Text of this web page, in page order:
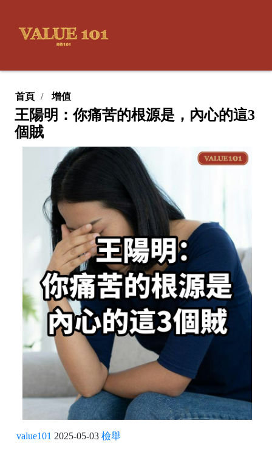
首頁 增值
王陽明：你痛苦的根源是，內心的這3
個賊
value101 2025-05-03 檢舉